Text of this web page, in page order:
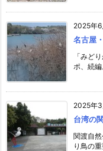
2025年6
名古屋
「みど
ポ、続
2025年3
台湾の
関渡自
り鳥の